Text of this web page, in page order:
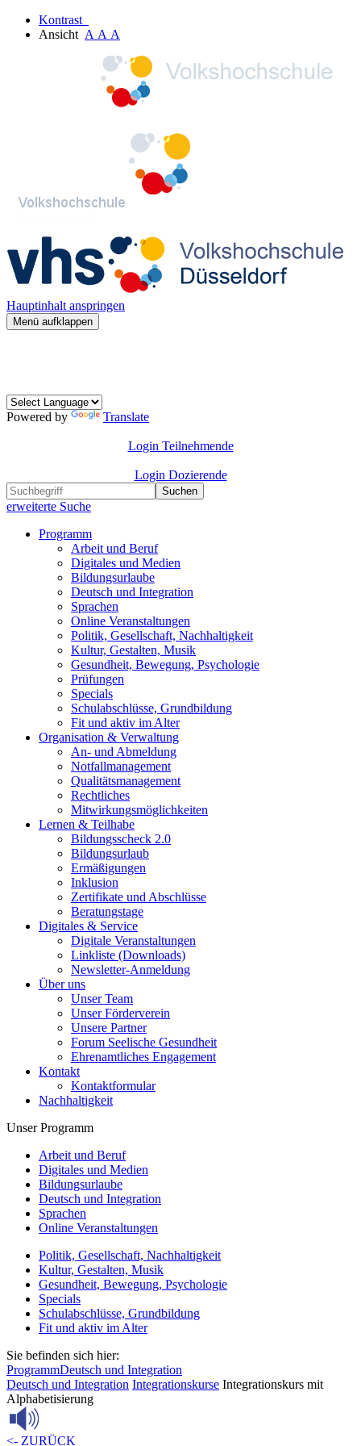
Kontrast
Ansicht A A A
Hauptinhalt anspringen
Menü aufklappen
Powered by Translate
Login Teilnehmende
Login Dozierende
Suchen
erweiterte Suche
Programm
Arbeit und Beruf
Digitales und Medien
Bildungsurlaube
Deutsch und Integration
Sprachen
Online Veranstaltungen
Politik, Gesellschaft, Nachhaltigkeit
Kultur, Gestalten, Musik
Gesundheit, Bewegung, Psychologie
Prüfungen
Specials
Schulabschlüsse, Grundbildung
Fit und aktiv im Alter
Organisation & Verwaltung
An- und Abmeldung
Notfallmanagement
Qualitätsmanagement
Rechtliches
Mitwirkungsmöglichkeiten
Lernen & Teilhabe
Bildungsscheck 2.0
Bildungsurlaub
Ermäßigungen
Inklusion
Zertifikate und Abschlüsse
Beratungstage
Digitales & Service
Digitale Veranstaltungen
Linkliste (Downloads)
Newsletter-Anmeldung
Über uns
Unser Team
Unser Förderverein
Unsere Partner
Forum Seelische Gesundheit
Ehrenamtliches Engagement
Kontakt
Kontaktformular
Nachhaltigkeit
Unser Programm
Arbeit und Beruf
Digitales und Medien
Bildungsurlaube
Deutsch und Integration
Sprachen
Online Veranstaltungen
Politik, Gesellschaft, Nachhaltigkeit
Kultur, Gestalten, Musik
Gesundheit, Bewegung, Psychologie
Specials
Schulabschlüsse, Grundbildung
Fit und aktiv im Alter
Sie befinden sich hier:
ProgrammDeutsch und Integration
Deutsch und Integration Integrationskurse Integrationskurs mit
Alphabetisierung
<- ZURÜCK